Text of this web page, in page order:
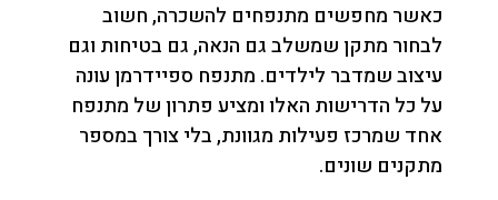
כאשר מחפשים מתנפחים להשכרה, חשוב
לבחור מתקן שמשלב גם הנאה, גם בטיחות וגם
עיצוב שמדבר לילדים. מתנפח ספיידרמן עונה
על כל הדרישות האלו ומציע פתרון של מתנפח
אחד שמרכז פעילות מגוונת, בלי צורך במספר
מתקנים שונים.